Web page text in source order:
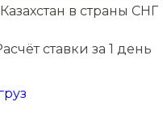
в страны СНГ
ставки за 1 день